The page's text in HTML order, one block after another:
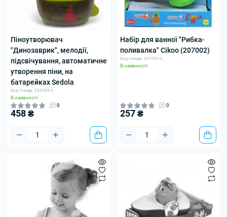
Піноутворювач
"Динозаврик", мелодії,
підсвічування, автоматичне
утворення піни, на
батарейках Sedola
Код товару: 253365-ti
В наявності
0
458 ₴
Набір для ванної "Рибка-
поливалка" Cikoo (207002)
Код товару: 207002-ti
В наявності
0
257 ₴